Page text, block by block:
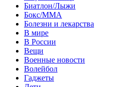
Биатлон/Лыжи
Бокс/MMA
Болезни и лекарства
В мире
В России
Вещи
Военные новости
Волейбол
Гаджеты